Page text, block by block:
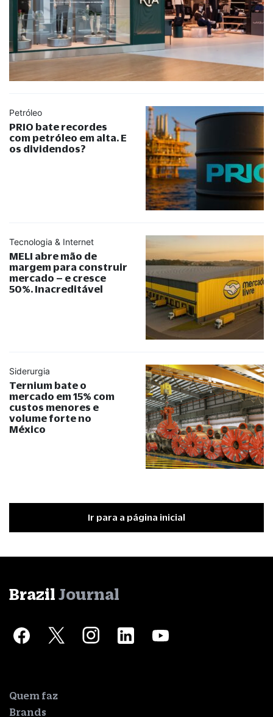
Petróleo
PRIO bate recordes
com petróleo em alta. E
os dividendos?
Tecnologia & Internet
MELI abre mão de
margem para construir
mercado – e cresce
50%. Inacreditável
Siderurgia
Ternium bate o
mercado em 15% com
custos menores e
volume forte no
México
Ir para a página inicial
Brazil Journal
Quem faz
Brands